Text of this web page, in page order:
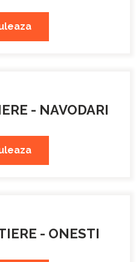
- NAVODARI
- ONESTI